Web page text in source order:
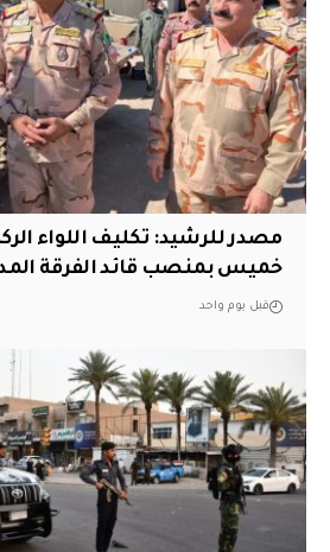
مصدر للرشيد: تكليف اللواء
خميس بمنصب قائد الفرقة
قبل يوم واحد